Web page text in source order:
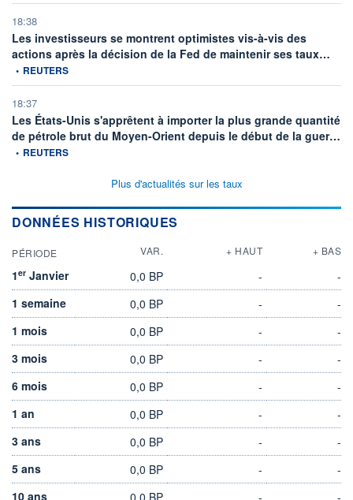
18:38
Les investisseurs se montrent optimistes vis-à-vis des
actions après la décision de la Fed de maintenir ses taux…
• REUTERS
18:37
Les États-Unis s'apprêtent à importer la plus grande quantité
de pétrole brut du Moyen-Orient depuis le début de la guer…
• REUTERS
Plus d'actualités sur les taux
DONNÉES HISTORIQUES
PÉRIODE VAR. + HAUT + BAS
1er Janvier 0,0 BP -
-
1 semaine
0,0 BP -
-
1 mois
0,0 BP -
-
3 mois
0,0 BP -
-
6 mois
0,0 BP -
-
1 an
0,0 BP -
-
3 ans
0,0 BP -
-
5 ans
0,0 BP -
-
10 ans
0,0 BP -
-